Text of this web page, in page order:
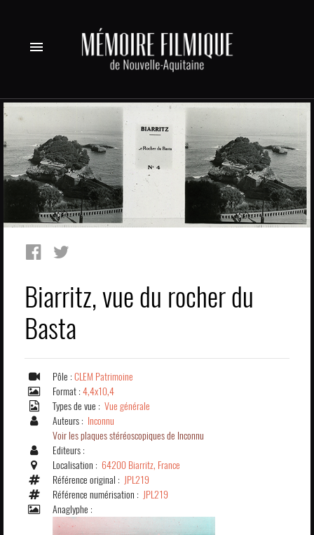
menu
Biarritz, vue du rocher du
Basta
Pôle : CLEM Patrimoine
Format : 4,4x10,4
Types de vue : Vue générale
Auteurs : Inconnu
Voir les plaques stéréoscopiques de Inconnu
Editeurs :
Localisation : 64200 Biarritz, France
Référence original : JPL219
Référence numérisation : JPL219
Anaglyphe :